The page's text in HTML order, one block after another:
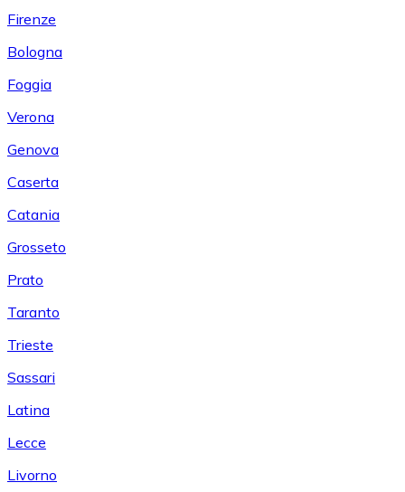
Firenze
Bologna
Foggia
Verona
Genova
Caserta
Catania
Grosseto
Prato
Taranto
Trieste
Sassari
Latina
Lecce
Livorno